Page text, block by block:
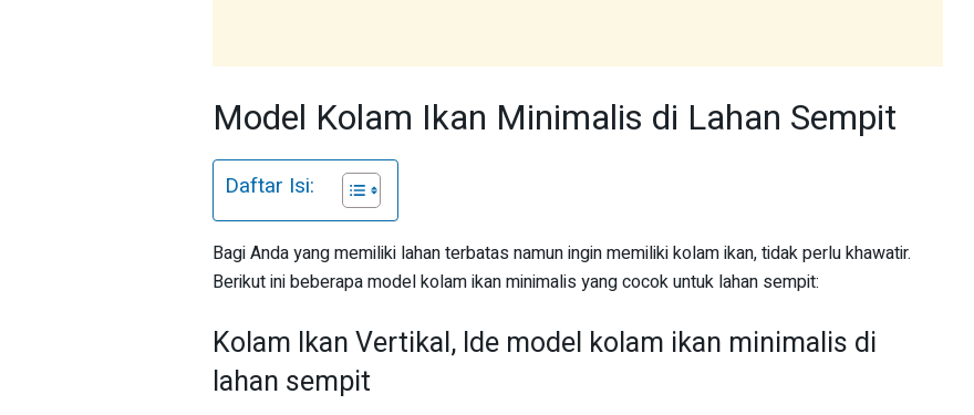
Model Kolam Ikan Minimalis di Lahan Sempit
Daftar Isi:
Bagi Anda yang memiliki lahan terbatas namun ingin memiliki kolam ikan, tidak perlu khawatir.
Berikut ini beberapa model kolam ikan minimalis yang cocok untuk lahan sempit:
Kolam Ikan Vertikal, Ide model kolam ikan minimalis di
lahan sempit